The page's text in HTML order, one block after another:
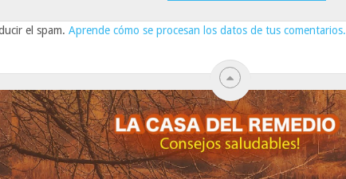
el spam. Aprende cómo se procesan los datos de tus comentarios.